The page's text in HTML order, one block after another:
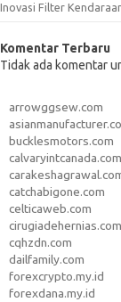
Inovasi Filter
Komentar Terbaru
Tidak ada komentar
arrowggsew.com
bucklesmotors.com
calvaryintcanada.com
catchabigone.com
celticaweb.com
cirugiadehernias.com
cqhzdn.com
dailfamily.com
forexcrypto.my.id
forexdana.my.id